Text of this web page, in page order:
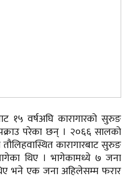
१५ वर्षअघि कारागारको सुरुङ
परेका छन् । २०६६ सालको
कारागारबाट सुरुङ
थिए । भागेकामध्ये ७ जना
भने एक जना अहिलेसम्म फरार